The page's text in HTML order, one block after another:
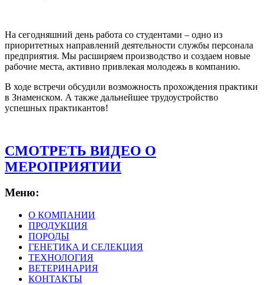
На сегодняшний день работа со студентами – одно из
приоритетных направлений деятельности службы персонала
предприятия. Мы расширяем производство и создаем новые
рабочие места, активно привлекая молодежь в компанию.
В ходе встречи обсудили возможность прохождения практики
в Знаменском. А также дальнейшее трудоустройство
успешных практикантов!
СМОТРЕТЬ ВИДЕО О
МЕРОПРИЯТИИ
Меню:
О КОМПАНИИ
ПРОДУКЦИЯ
ПОРОДЫ
ГЕНЕТИКА И СЕЛЕКЦИЯ
ТЕХНОЛОГИЯ
ВЕТЕРИНАРИЯ
КОНТАКТЫ